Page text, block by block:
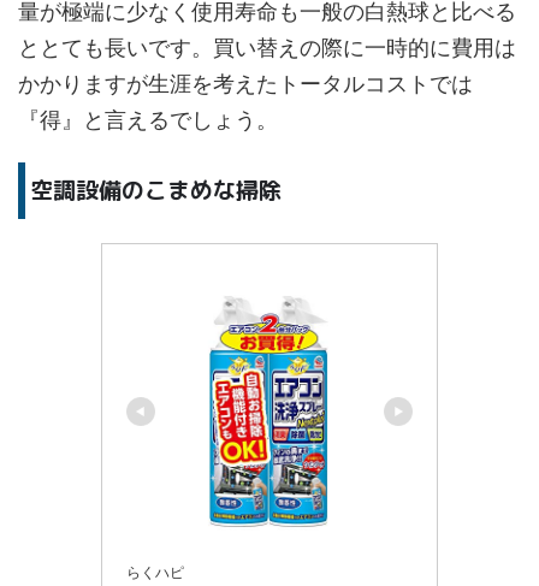
量が極端に少なく使用寿命も一般の白熱球と比べる
ととても長いです。買い替えの際に一時的に費用は
かかりますが生涯を考えたトータルコストでは
『得』と言えるでしょう。
空調設備のこまめな掃除
らくハピ